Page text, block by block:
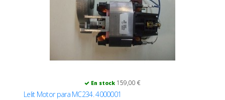
En stock 159,00 €
Lelit Motor para MC234. 4000001